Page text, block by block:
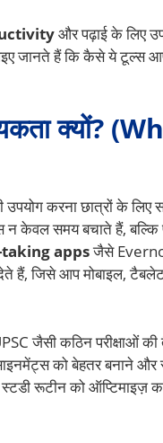
और पढ़ाई के लिए
जानते हैं कि कैसे ये टूल्स
क्यों?
करना छात्रों के लिए
केवल समय बचाते हैं, बल्कि
appsजैसे
हैं, जिसे आप मोबाइल,
जैसी कठिन परीक्षाओं की
को बेहतर बनाने और
रूटीन को